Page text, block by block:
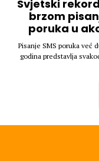
Svjetski
brzom
poruka u
Pisanje SMS poruka već
godina predstavlja